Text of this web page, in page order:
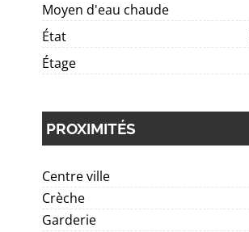
Moyen d'eau chaude
État
Étage
PROXIMITÉS
Centre ville
Crèche
Garderie